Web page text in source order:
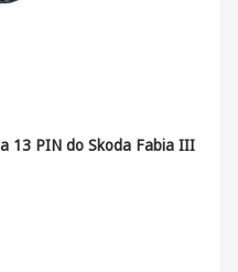
13 PIN do Skoda Fabia III